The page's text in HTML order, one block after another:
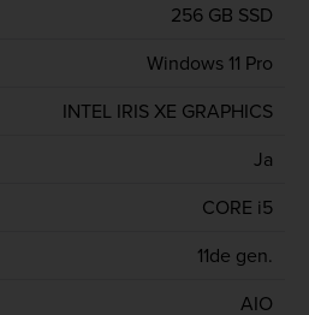
256 GB SSD
Windows 11 Pro
INTEL IRIS XE GRAPHICS
Ja
CORE i5
11de gen.
AIO